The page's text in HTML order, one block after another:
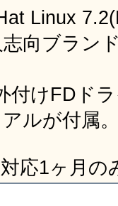
Linux
向ブラン
けFDド
ルが付属
応1ヶ月の